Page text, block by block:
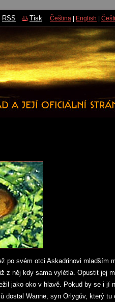
po svém otci Askadrinovi mladším
z něj kdy sama vylétla. Opustit jej
jako oko v hlavě. Pokud by se i jí
dostal Wanne, syn Orlygův, který
RSS Tisk Čeština English